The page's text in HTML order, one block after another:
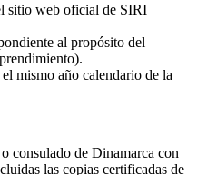
sitio web oficial de SIRI
al propósito del
mismo año calendario de la
consulado de Dinamarca con
las copias certificadas de